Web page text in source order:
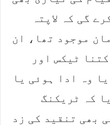
گی کہ لاپتہ
موجود تھا، ان
ٹیکس اور
وہ ادا ہوئی یا
کہ ٹریکنگ
بھی تنقید کی زد